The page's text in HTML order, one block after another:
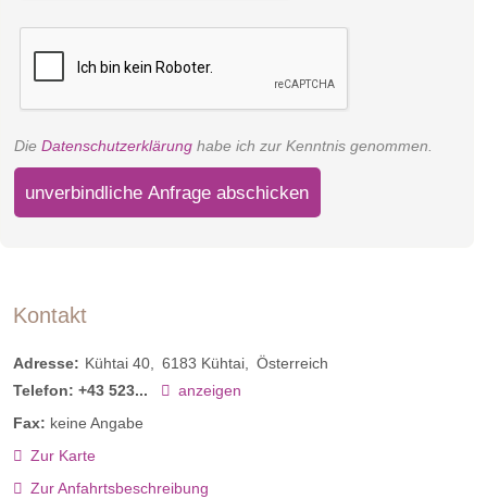
Die Datenschutzerklärung habe ich zur Kenntnis genommen.
unverbindliche Anfrage abschicken
Kontakt
Adresse: Kühtai 40 6183 Kühtai
Österreich
Telefon: +43 523...
anzeigen
Fax: keine Angabe
Zur Karte
Zur Anfahrtsbeschreibung